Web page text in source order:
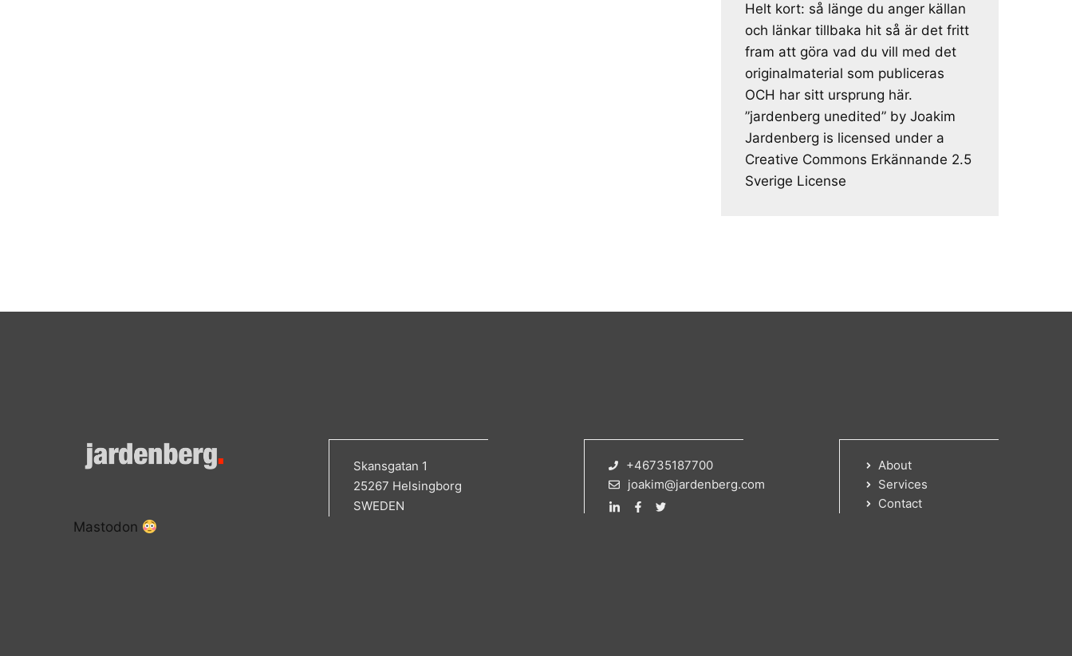
Helt kort: så länge du anger källan
och länkar tillbaka hit så är det fritt
fram att göra vad du vill med det
originalmaterial som publiceras
OCH har sitt ursprung här.
”jardenberg unedited” by Joakim
Jardenberg is licensed under a
Creative Commons Erkännande 2.5
Sverige License
Skansgatan 1
25267 Helsingborg
SWEDEN
+46735187700
joakim@jardenberg.com
About
Services
Contact
Mastodon